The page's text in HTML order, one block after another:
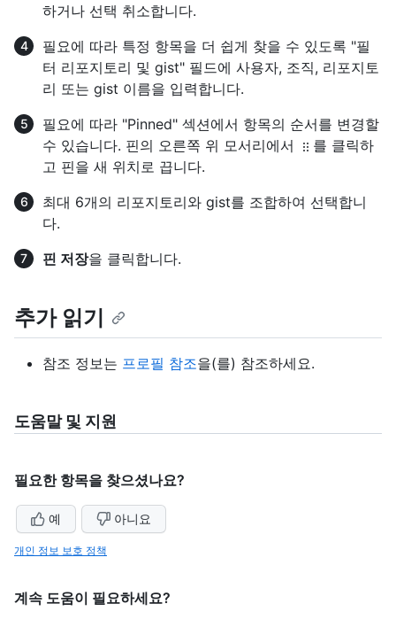
하거나 선택 취소합니다.
필요에 따라 특정 항목을 더 쉽게 찾을 수 있도록 "필
터 리포지토리 및 gist" 필드에 사용자, 조직, 리포지토
리 또는 gist 이름을 입력합니다.
필요에 따라 "Pinned" 섹션에서 항목의 순서를 변경할
수 있습니다. 핀의 오른쪽 위 모서리에서
를 클릭하
고 핀을 새 위치로 끕니다.
최대 6개의 리포지토리와 gist를 조합하여 선택합니
다.
핀 저장을 클릭합니다.
추가 읽기
참조 정보는 프로필 참조을(를) 참조하세요.
도움말 및 지원
필요한 항목을 찾으셨나요?
예 아니요
개인 정보 보호 정책
계속 도움이 필요하세요?